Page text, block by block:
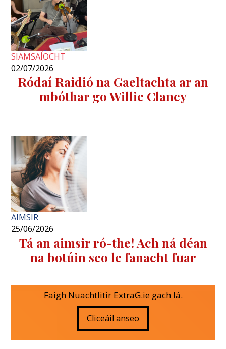
SIAMSAÍOCHT
02/07/2026
Ródaí Raidió na Gaeltachta ar an
mbóthar go Willie Clancy
AIMSIR
25/06/2026
Tá an aimsir ró-the! Ach ná déan
na botúin seo le fanacht fuar
Faigh Nuachtlitir ExtraG.ie gach lá.
Cliceáil anseo